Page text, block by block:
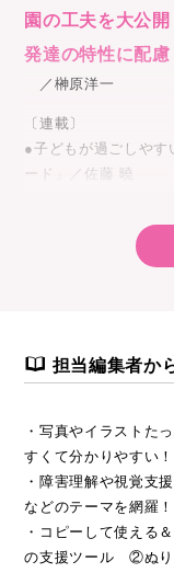
園の工夫を大公開
発達の特性に配
／榊原洋一
〔連載〕
●子どもが過ごしやす
ード」／佐藤 曉
●あそび de 生活動
●ことばを引き出すあ
★コピーして使える！
１）記事で紹介して
２）すきま時間に使
etc. ／星山麻木・
３）個別の指導計画
担当編集者か
・写真やイラストた
すくて分かりやすい！
・障害理解や視覚支
などのテーマを網羅！
・コピーして使える
の支援ツール ②ぬり